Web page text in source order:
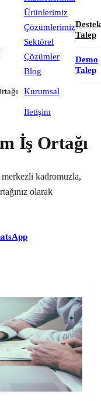
Ürünlerimiz
Çözümlerimiz
Sektörel
Çözümler
Blog
Kurumsal
İletişim
Destek
Talep
Demo
Talep
İş Ortağı
merkezli kadromuzla,
olarak